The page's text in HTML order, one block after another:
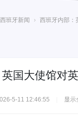
西班牙新闻 › 西班牙内部：
国大使馆对
5-11 12:46:55 显示